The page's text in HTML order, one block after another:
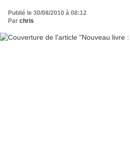
Publié le 30/08/2010 à 08:12
Par chris